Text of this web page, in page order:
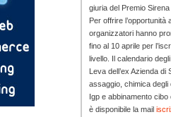
giuria del Premio
Per offrire l’opportunità
organizzatori hanno
fino al 10 aprile per
livello. Il calendario
Leva dell’ex Azienda
assaggio, chimica degli
Igp e abbinamento
è disponibile la mail